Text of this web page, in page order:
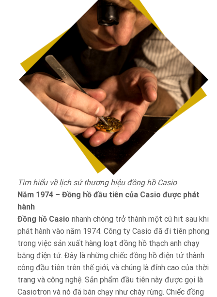
Tìm hiểu về lịch sử thương hiệu đồng hồ Casio
Năm 1974 – Đồng hồ đầu tiên của Casio được phát
hành
Đồng hồ Casio nhanh chóng trở thành một cú hit sau khi
phát hành vào năm 1974. Công ty Casio đã đi tiên phong
trong việc sản xuất hàng loạt đồng hồ thạch anh chạy
bằng điện tử. Đây là những chiếc đồng hồ điện tử thành
công đầu tiên trên thế giới, và chúng là đỉnh cao của thời
trang và công nghệ. Sản phẩm đầu tiên này được gọi là
Casiotron và nó đã bán chạy như cháy rừng. Chiếc đồng